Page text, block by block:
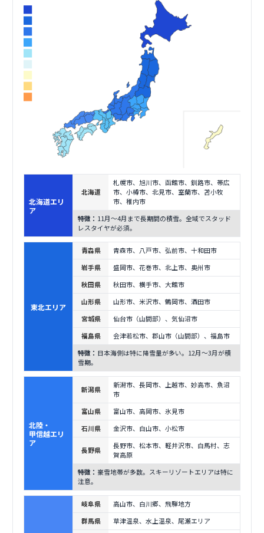
北海道エリ
ア
北海道
札幌市、旭川市、函館市、釧路市、帯広
市、小樽市、北見市、室蘭市、苫小牧
市、稚内市
特徴： 11月〜4月まで長期間の積雪。全域でスタッド
レスタイヤが必須。
東北エリア
青森県
青森市、八戸市、弘前市、十和田市
岩手県
盛岡市、花巻市、北上市、奥州市
秋田県
秋田市、横手市、大館市
山形県
山形市、米沢市、鶴岡市、酒田市
宮城県
仙台市（山間部）、気仙沼市
福島県
会津若松市、郡山市（山間部）、福島市
特徴： 日本海側は特に降雪量が多い。12月〜3月が積
雪期。
北陸・
甲信越エリ
ア
新潟県
新潟市、長岡市、上越市、妙高市、魚沼
市
富山県
富山市、高岡市、氷見市
石川県
金沢市、白山市、小松市
長野県
長野市、松本市、軽井沢市、白馬村、志
賀高原
特徴： 豪雪地帯が多数。スキーリゾートエリアは特に
注意。
岐阜県
高山市、白川郷、飛騨地方
群馬県
草津温泉、水上温泉、尾瀬エリア